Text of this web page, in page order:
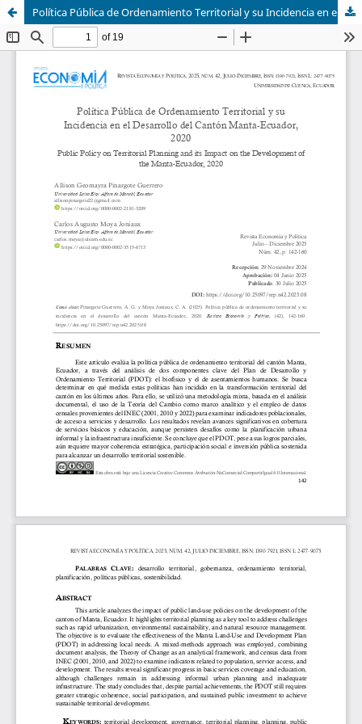
Política Pública de Ordenamiento Territorial y su Incidencia en el Desarrollo del Cantón Manta-Ecuador, 2020